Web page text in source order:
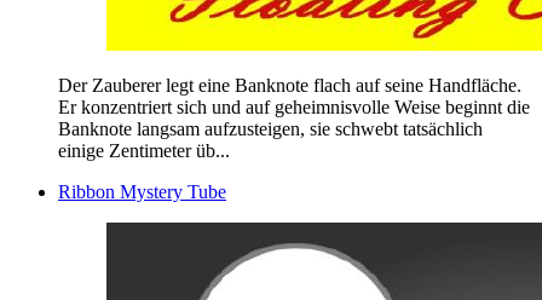
Der Zauberer legt eine Banknote flach auf seine Handfläche.
Er konzentriert sich und auf geheimnisvolle Weise beginnt die
Banknote langsam aufzusteigen, sie schwebt tatsächlich
einige Zentimeter üb...
Ribbon Mystery Tube